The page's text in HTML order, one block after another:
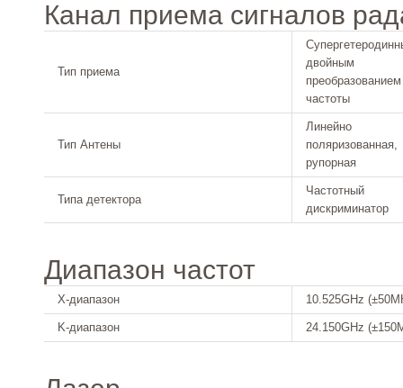
Канал приема сигналов
Тип приема
двойным
преобразованием
частоты
Тип Антены
Линейно
поляризованная,
рупорная
Типа детектора
Частотный
дискриминатор
Диапазон частот
Х-диапазон 10.525GHz
K-диапазон 24.150GHz